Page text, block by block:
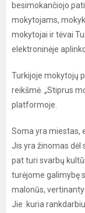
besimokančiojo
mokytojams,
mokytojai ir tėvai
elektroninėje
Turkijoje mokytojų
reikšmė. „Stiprus
platformoje.
Soma yra miestas,
Jis yra žinomas dėl
pat turi svarbų
turėjome galimybę
malonūs,
Jie kuria